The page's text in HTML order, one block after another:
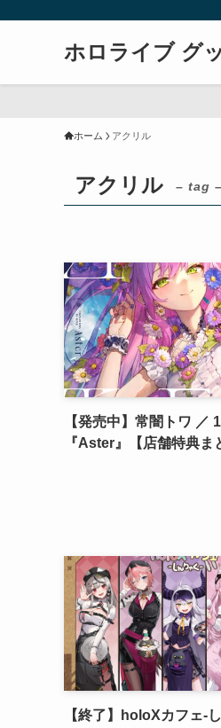
ホロライブ グ
ホーム アクリル
アクリル – tag –
【発売中】常闇トワ ／
『Aster』【店舗特典ま
【終了】holoXカフェ-